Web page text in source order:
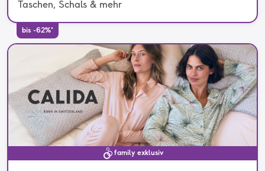
Taschen, Schals & mehr
bis -62%*
family exklusiv